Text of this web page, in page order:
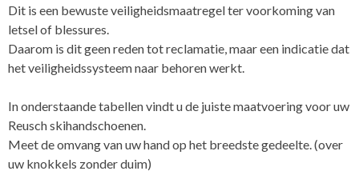
Dit is een bewuste veiligheidsmaatregel ter voorkoming van
letsel of blessures.
Daarom is dit geen reden tot reclamatie, maar een indicatie dat
het veiligheidssysteem naar behoren werkt.
In onderstaande tabellen vindt u de juiste maatvoering voor uw
Reusch skihandschoenen.
Meet de omvang van uw hand op het breedste gedeelte. (over
uw knokkels zonder duim)